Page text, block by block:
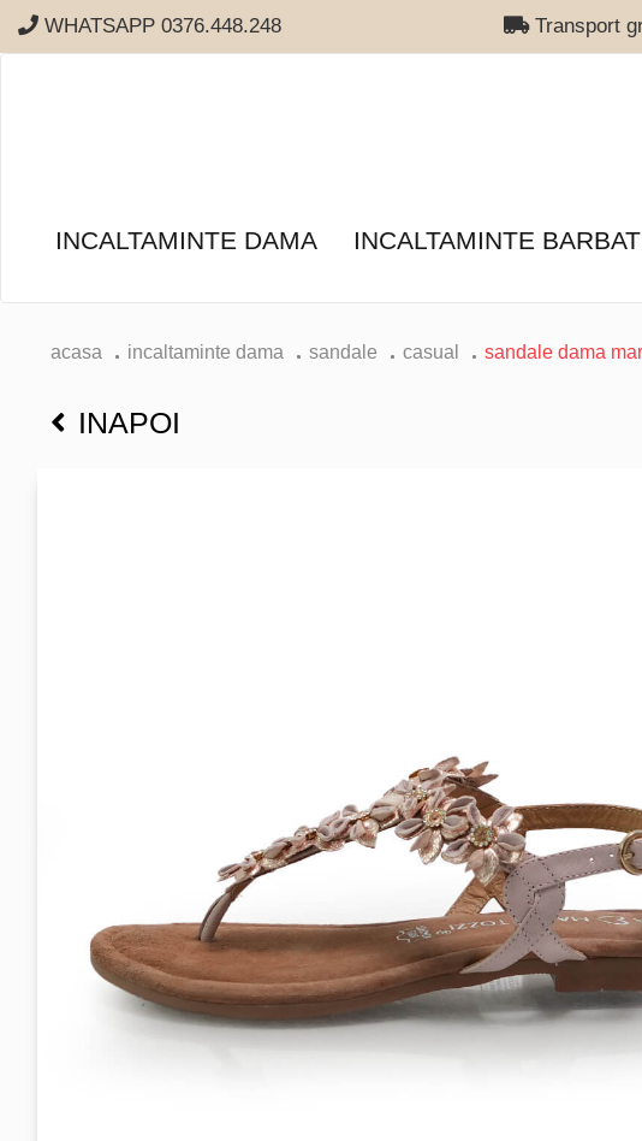
WHATSAPP 0376.448.248 Transport
INCALTAMINTE DAMA INCALTAMINTE
acasa incaltaminte dama sandale casual sandale dama
INAPOI